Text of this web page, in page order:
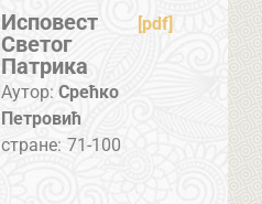
Исповест
Светог
Патрика
[pdf]
Аутор: Срећко
Петровић
стране: 71-100